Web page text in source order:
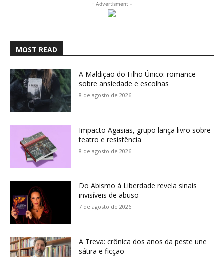
- Advertisment -
MOST READ
A Maldição do Filho Único: romance
sobre ansiedade e escolhas
8 de agosto de 2026
Impacto Agasias, grupo lança livro sobre
teatro e resistência
8 de agosto de 2026
Do Abismo à Liberdade revela sinais
invisíveis de abuso
7 de agosto de 2026
A Treva: crônica dos anos da peste une
sátira e ficção